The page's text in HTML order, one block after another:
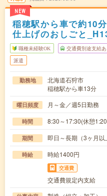
NEW
稲穂駅から車で約10
仕上げのおしごと
職種未経験OK 交通費別途支給あ
派遣
勤務地
北海道石狩市
稲穂駅から車13分
曜日頻度 月～金／週5日勤務
時間 8:30～17:30(休憩
期間 即日～長期（3ヶ月
時給 時給1400円
交通費
交通費規定内支給